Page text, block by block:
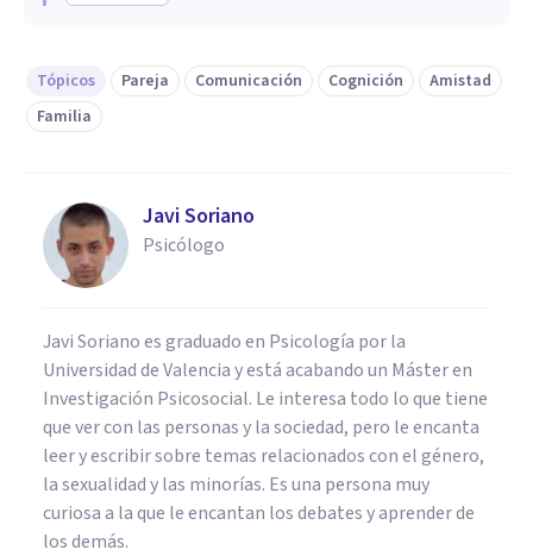
Tópicos Pareja Comunicación Cognición
Amistad
Familia
Javi Soriano
Psicólogo
Javi Soriano es graduado en Psicología por la
Universidad de Valencia y está acabando un Máster en
Investigación Psicosocial. Le interesa todo lo que tiene
que ver con las personas y la sociedad, pero le encanta
leer y escribir sobre temas relacionados con el género,
la sexualidad y las minorías. Es una persona muy
curiosa a la que le encantan los debates y aprender de
los demás.